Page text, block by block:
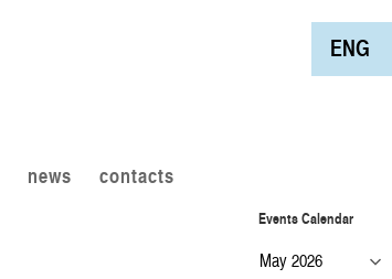
ENG
news contacts
Events Calendar